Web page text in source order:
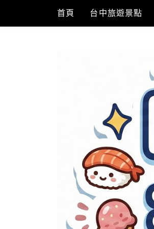
content
首頁 台中旅遊景點